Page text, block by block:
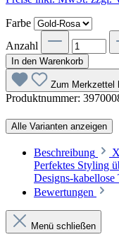
Farbe
Anzahl
In den Warenkorb
Zum Merkzettel
Produktnummer:
Alle Varianten anzeigen
Beschreibung
Perfektes Styling
Designs-
Bewertungen
Menü schließen